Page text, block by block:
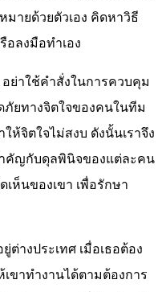
มายด้วยตัวเอง คิดหาวิธี
อลงมือทำเอง
ย่าใช้คำสั่งในการควบคุม
ภัยทางจิตใจของคนในทีม
ห้จิตใจไม่สงบ ดังนั้นเราจึง
คัญกับดุลพินิจของแต่ละคน
ห็นของเขา เพื่อรักษา
ต่างประเทศ เมื่อเธอต้อง
ขาทำงานได้ตามต้องการ